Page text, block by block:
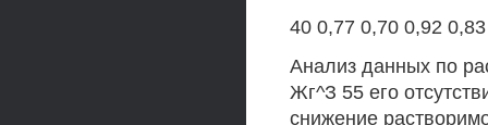
40 0,77 0,70 0,92 0,83
Анализ данных по
Жг^З 55 его
снижение